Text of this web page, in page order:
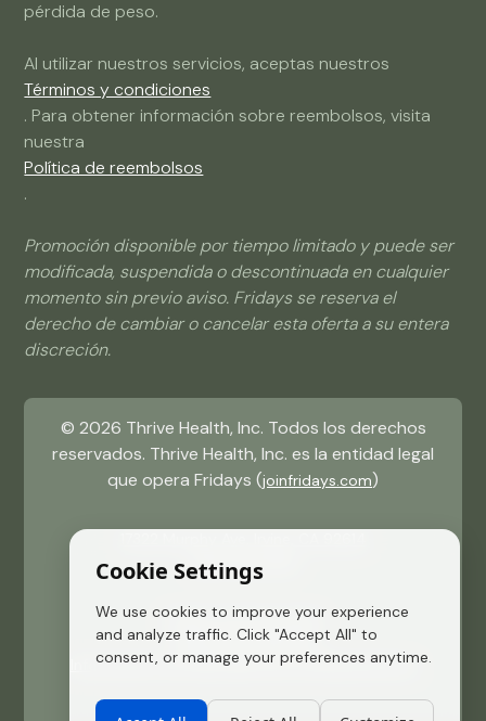
pérdida de peso.
Al utilizar nuestros servicios, aceptas nuestros
Términos y condiciones
. Para obtener información sobre reembolsos, visita
nuestra
Política de reembolsos
.
Promoción disponible por tiempo limitado y puede ser
modificada, suspendida o descontinuada en cualquier
momento sin previo aviso. Fridays se reserva el
derecho de cambiar o cancelar esta oferta a su entera
discreción.
© 2026 Thrive Health, Inc. Todos los derechos
reservados. Thrive Health, Inc. es la entidad legal
que opera Fridays (joinfridays.com)
(484) 715 9081
Política de Privacidad
Términos de Servicio
Información de Seguridad de los Medicamentos
Cookie Settings
We use cookies to improve your experience
and analyze traffic. Click "Accept All" to
consent, or manage your preferences anytime.